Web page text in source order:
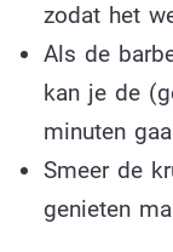
zodat het
Als de
kan je de
minuten
Smeer de
genieten